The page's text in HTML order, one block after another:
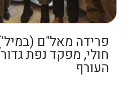
פרידה מאל"ם
חולי, מפקד נפת
העורף